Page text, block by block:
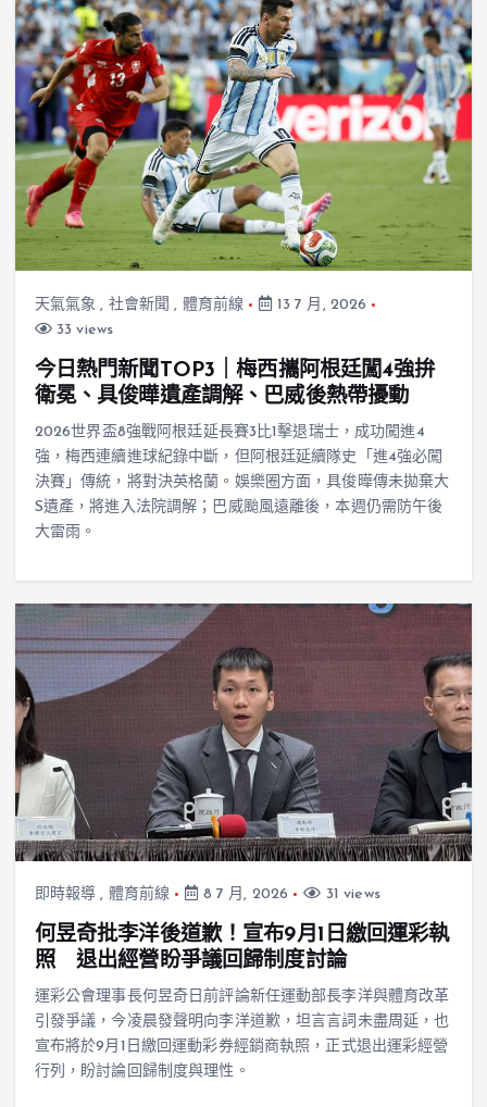
天氣氣象 , 社會新聞 , 體育前線
13 7 月, 2026
33 views
今日熱門新聞TOP3｜梅西攜阿根廷闖4強拚
衛冕、具俊曄遺產調解、巴威後熱帶擾動
2026世界盃8強戰阿根廷延長賽3比1擊退瑞士，成功闖進4
強，梅西連續進球紀錄中斷，但阿根廷延續隊史「進4強必闖
決賽」傳統，將對決英格蘭。娛樂圈方面，具俊曄傳未拋棄大
S遺產，將進入法院調解；巴威颱風遠離後，本週仍需防午後
大雷雨。
即時報導 , 體育前線 8 7 月, 2026 31 views
何昱奇批李洋後道歉！宣布9月1日繳回運彩執
照 退出經營盼爭議回歸制度討論
運彩公會理事長何昱奇日前評論新任運動部長李洋與體育改革
引發爭議，今凌晨發聲明向李洋道歉，坦言言詞未盡周延，也
宣布將於9月1日繳回運動彩券經銷商執照，正式退出運彩經營
行列，盼討論回歸制度與理性。